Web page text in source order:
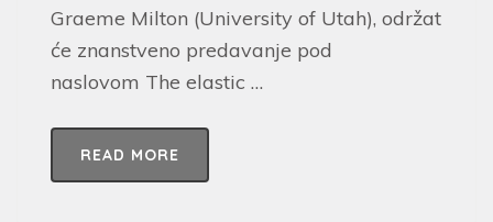
Graeme Milton (University of Utah), održat
će znanstveno predavanje pod
naslovom The elastic …
READ MORE